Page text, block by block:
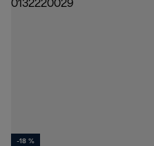
-18 %